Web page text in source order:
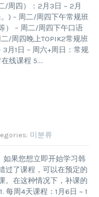
/周四）：2月3日 ~ 2月
) – 周二/周四下午常规班
） – 周二/周四下午口语
/周四晚上TOPIK2常规班
月1日 – 周六+周日：常规
线课程 5….
미분류
如果您想立即开始学习韩
过了课程，可以在预定的
。在这种情况下，补课的
每周4天课程：1月6日 ~ 1